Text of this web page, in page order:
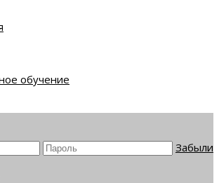
обучение
Забыли